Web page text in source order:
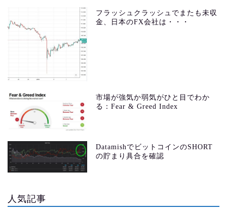
フラッシュクラッシュでまたも未収
金、日本のFX会社は・・・
市場が強気か弱気がひと目でわか
る：Fear & Greed Index
DatamishでビットコインのSHORT
の貯まり具合を確認
人気記事